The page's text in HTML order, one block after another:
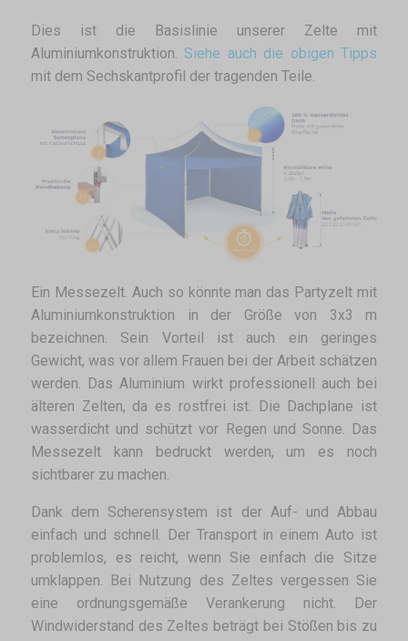
Dies ist die Basislinie unserer Zelte mit
Aluminiumkonstruktion. Siehe auch die obigen Tipps
mit dem Sechskantprofil der tragenden Teile.
Ein Messezelt. Auch so könnte man das Partyzelt mit
Aluminiumkonstruktion in der Größe von 3x3 m
bezeichnen. Sein Vorteil ist auch ein geringes
Gewicht, was vor allem Frauen bei der Arbeit schätzen
werden. Das Aluminium wirkt professionell auch bei
älteren Zelten, da es rostfrei ist. Die Dachplane ist
wasserdicht und schützt vor Regen und Sonne. Das
Messezelt kann bedruckt werden, um es noch
sichtbarer zu machen.
Dank dem Scherensystem ist der Auf- und Abbau
einfach und schnell. Der Transport in einem Auto ist
problemlos, es reicht, wenn Sie einfach die Sitze
umklappen. Bei Nutzung des Zeltes vergessen Sie
eine ordnungsgemäße Verankerung nicht. Der
Windwiderstand des Zeltes beträgt bei Stößen bis zu